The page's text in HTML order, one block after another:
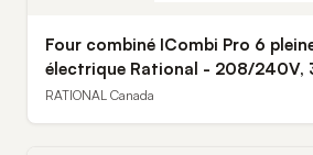
Four combiné ICombi Pro 6
électrique Rational - 208/240V,
RATIONAL Canada